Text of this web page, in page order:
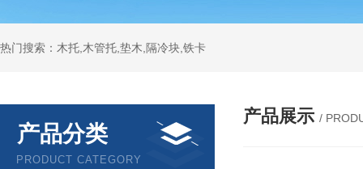
热门搜索：木托,木管托,垫木,隔冷块,铁卡
产品分类
PRODUCT CATEGORY
产品展示 /